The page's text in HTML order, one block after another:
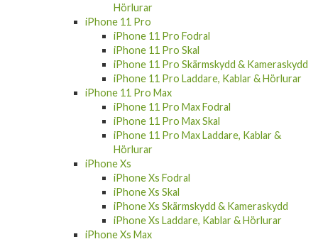
Hörlurar
iPhone 11 Pro
iPhone 11 Pro Fodral
iPhone 11 Pro Skal
iPhone 11 Pro Skärmskydd & Kameraskydd
iPhone 11 Pro Laddare, Kablar & Hörlurar
iPhone 11 Pro Max
iPhone 11 Pro Max Fodral
iPhone 11 Pro Max Skal
iPhone 11 Pro Max Laddare, Kablar &
Hörlurar
iPhone Xs
iPhone Xs Fodral
iPhone Xs Skal
iPhone Xs Skärmskydd & Kameraskydd
iPhone Xs Laddare, Kablar & Hörlurar
iPhone Xs Max